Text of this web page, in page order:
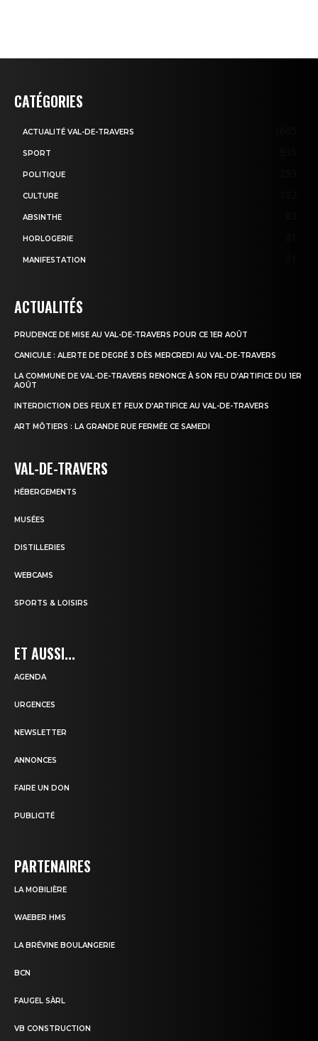
CATÉGORIES
ACTUALITÉ VAL-DE-TRAVERS
SPORT
POLITIQUE
CULTURE
ABSINTHE
HORLOGERIE
MANIFESTATION
ACTUALITÉS
PRUDENCE DE MISE AU VAL-DE-TRAVERS POUR CE 1ER AOÛT
CANICULE : ALERTE DE DEGRÉ 3 DÈS MERCREDI AU VAL-DE-TRAVERS
LA COMMUNE DE VAL-DE-TRAVERS RENONCE À SON FEU D’ARTIFICE DU 1ER
AOÛT
INTERDICTION DES FEUX ET FEUX D’ARTIFICE AU VAL-DE-TRAVERS
ART MÔTIERS : LA GRANDE RUE FERMÉE CE SAMEDI
VAL-DE-TRAVERS
HÉBERGEMENTS
MUSÉES
DISTILLERIES
WEBCAMS
SPORTS & LOISIRS
ET AUSSI...
AGENDA
URGENCES
NEWSLETTER
ANNONCES
FAIRE UN DON
PUBLICITÉ
PARTENAIRES
LA MOBILIÈRE
WAEBER HMS
LA BRÉVINE BOULANGERIE
BCN
FAUGEL SÀRL
VB CONSTRUCTION